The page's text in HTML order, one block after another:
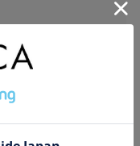
す。）は、河淳株
います。）が提供
の定めに従い入会